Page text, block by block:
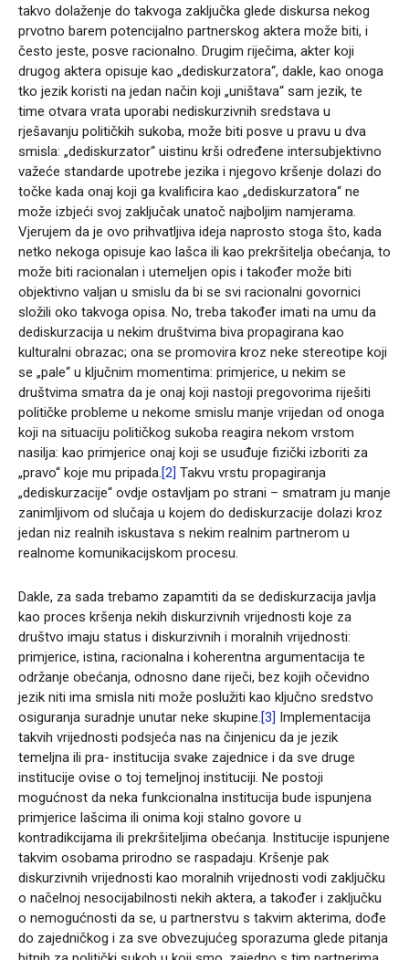
takvo dolaženje do takvoga zaključka glede diskursa nekog
prvotno barem potencijalno partnerskog aktera može biti, i
često jeste, posve racionalno. Drugim riječima, akter koji
drugog aktera opisuje kao „dediskurzatora“, dakle, kao onoga
tko jezik koristi na jedan način koji „uništava“ sam jezik, te
time otvara vrata uporabi nediskurzivnih sredstava u
rješavanju političkih sukoba, može biti posve u pravu u dva
smisla: „dediskurzator“ uistinu krši određene intersubjektivno
važeće standarde upotrebe jezika i njegovo kršenje dolazi do
točke kada onaj koji ga kvalificira kao „dediskurzatora“ ne
može izbjeći svoj zaključak unatoč najboljim namjerama.
Vjerujem da je ovo prihvatljiva ideja naprosto stoga što, kada
netko nekoga opisuje kao lašca ili kao prekršitelja obećanja, to
može biti racionalan i utemeljen opis i također može biti
objektivno valjan u smislu da bi se svi racionalni govornici
složili oko takvoga opisa. No, treba također imati na umu da
dediskurzacija u nekim društvima biva propagirana kao
kulturalni obrazac; ona se promovira kroz neke stereotipe koji
se „pale“ u ključnim momentima: primjerice, u nekim se
društvima smatra da je onaj koji nastoji pregovorima riješiti
političke probleme u nekome smislu manje vrijedan od onoga
koji na situaciju političkog sukoba reagira nekom vrstom
nasilja: kao primjerice onaj koji se usuđuje fizički izboriti za
„pravo“ koje mu pripada.[2] Takvu vrstu propagiranja
„dediskurzacije“ ovdje ostavljam po strani – smatram ju manje
zanimljivom od slučaja u kojem do dediskurzacije dolazi kroz
jedan niz realnih iskustava s nekim realnim partnerom u
realnome komunikacijskom procesu.
Dakle, za sada trebamo zapamtiti da se dediskurzacija javlja
kao proces kršenja nekih diskurzivnih vrijednosti koje za
društvo imaju status i diskurzivnih i moralnih vrijednosti:
primjerice, istina, racionalna i koherentna argumentacija te
održanje obećanja, odnosno dane riječi, bez kojih očevidno
jezik niti ima smisla niti može poslužiti kao ključno sredstvo
osiguranja suradnje unutar neke skupine.[3] Implementacija
takvih vrijednosti podsjeća nas na činjenicu da je jezik
temeljna ili pra- institucija svake zajednice i da sve druge
institucije ovise o toj temeljnoj instituciji. Ne postoji
mogućnost da neka funkcionalna institucija bude ispunjena
primjerice lašcima ili onima koji stalno govore u
kontradikcijama ili prekršiteljima obećanja. Institucije ispunjene
takvim osobama prirodno se raspadaju. Kršenje pak
diskurzivnih vrijednosti kao moralnih vrijednosti vodi zaključku
o načelnoj nesocijabilnosti nekih aktera, a također i zaključku
o nemogućnosti da se, u partnerstvu s takvim akterima, dođe
do zajedničkog i za sve obvezujućeg sporazuma glede pitanja